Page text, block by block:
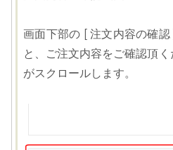
画面下部の [ 注文内容の確
と、ご注文内容をご確認頂
がスクロールします。